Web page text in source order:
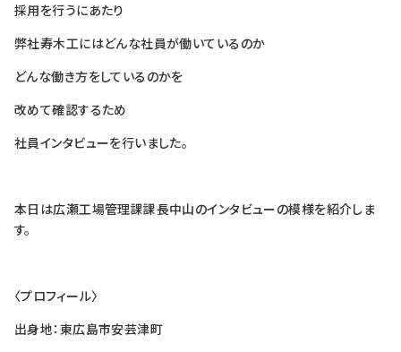
採用を行うにあたり
弊社寿木工にはどんな社員が働いているのか
どんな働き方をしているのかを
改めて確認するため
社員インタビューを行いました。
本日は広瀬工場管理課課長中山のインタビューの模様を紹介しま
す。
〈プロフィール〉
出身地：東広島市安芸津町